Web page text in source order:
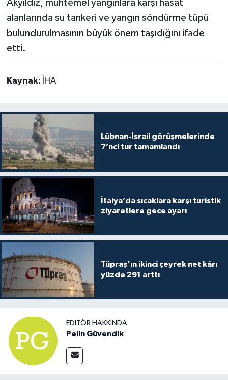
Akyıldız, muhtemel yangınlara karşı hasat
alanlarında su tankeri ve yangın söndürme tüpü
bulundurulmasının büyük önem taşıdığını ifade
etti.
Kaynak: İHA
Lübnan-İsrail görüşmelerinde
7’nci tur tamamlandı
İtalya’da sıcaklara karşı turistik
ziyaretlere gece ayarı
Tüpraş’ın ikinci çeyrek net kârı
yüzde 291 arttı
EDITÖR HAKKINDA
Pelin Güvendik